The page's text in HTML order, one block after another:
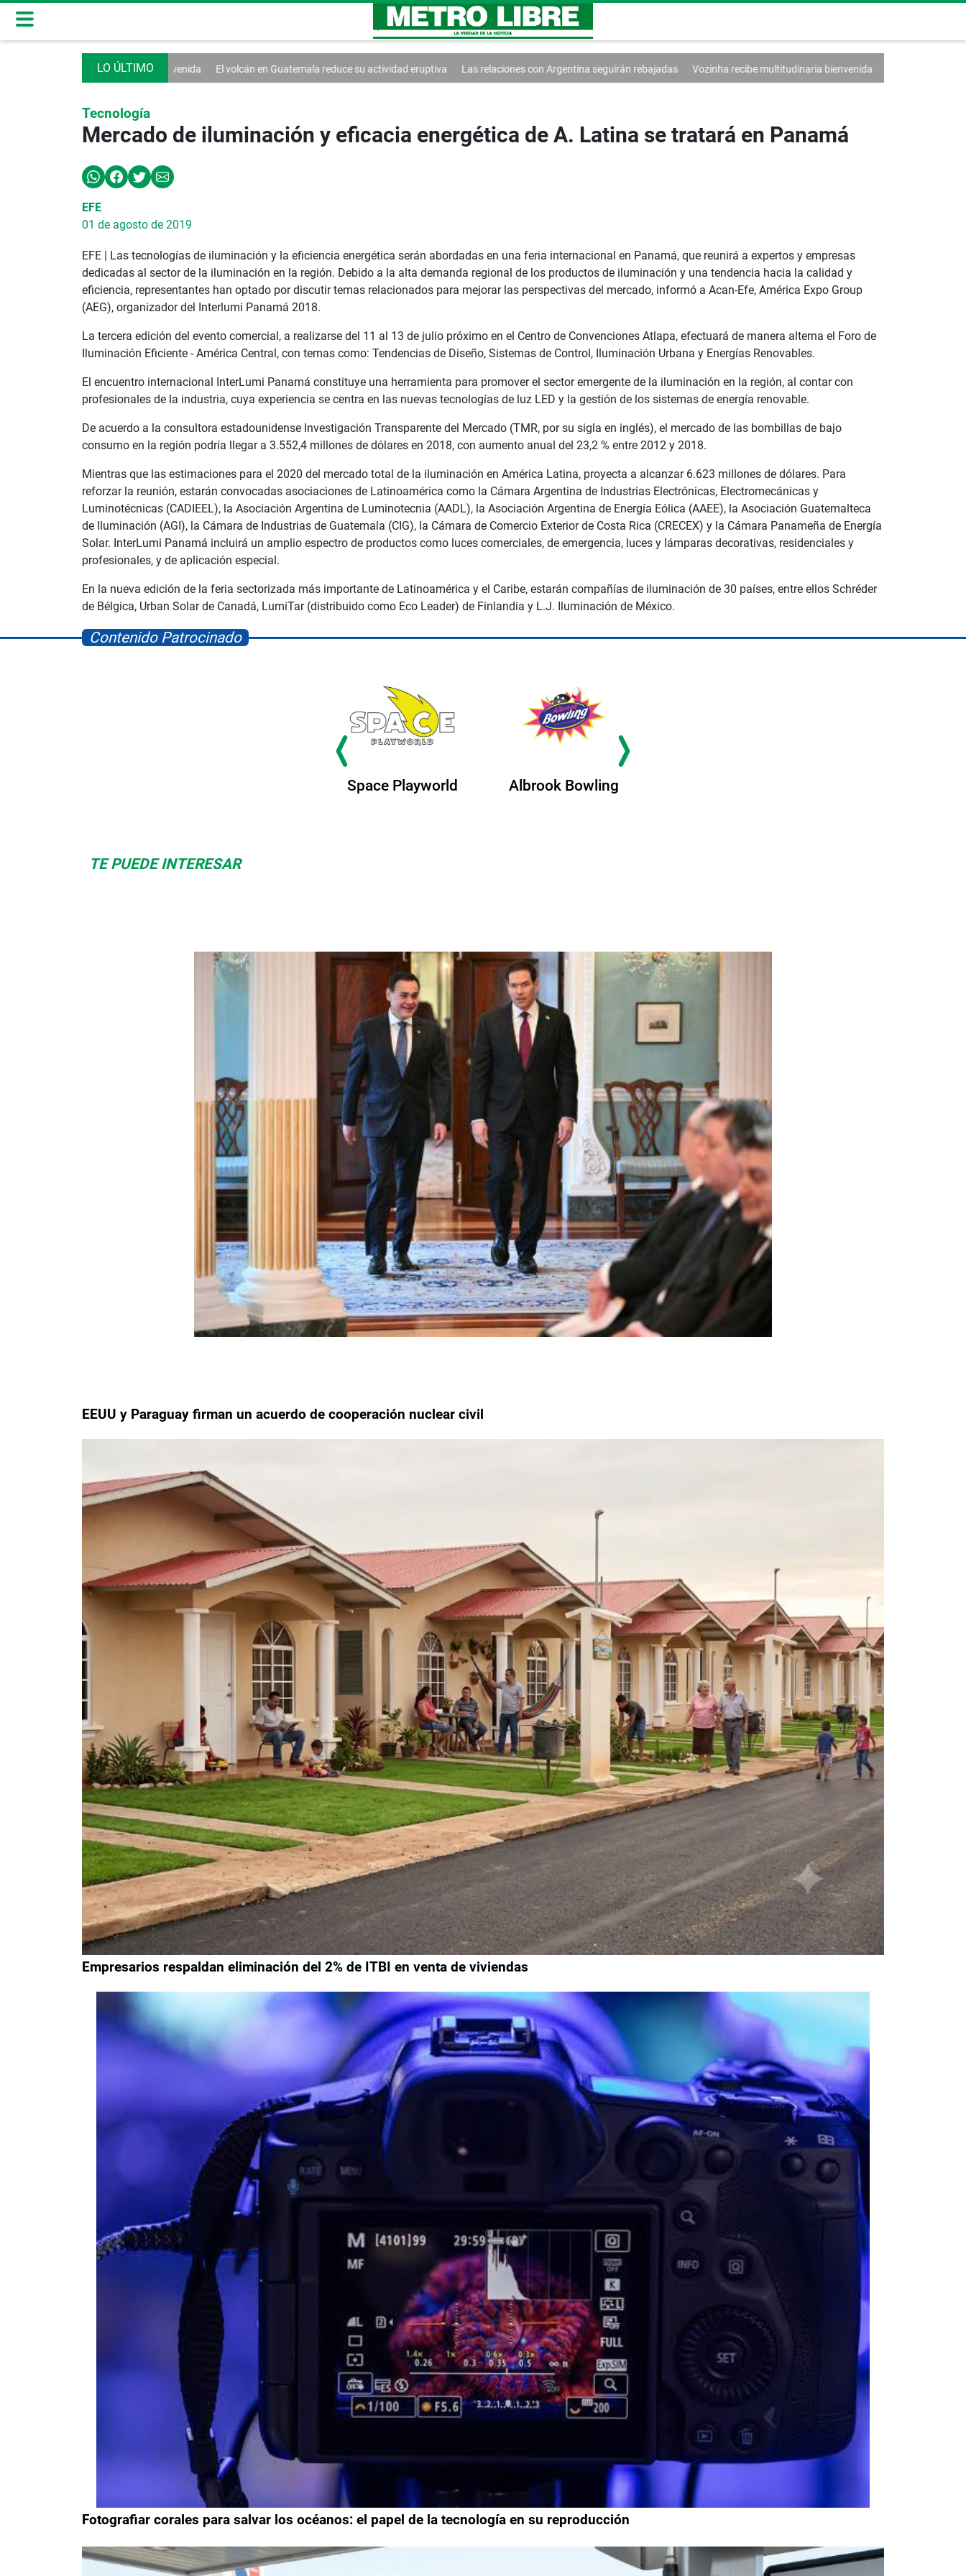
bienvenida El volcán en Guatemala reduce su actividad eruptiva Las relaciones con Argentina seguirán rebajadas Vozinha recibe multitudinaria bienvenida El volcán en Guatemala reduce su
Tecnología
Mercado de iluminación y eficacia energética de A. Latina se tratará en Panamá
EFE
01 de agosto de 2019
EFE | Las tecnologías de iluminación y la eficiencia energética serán abordadas en una feria internacional en Panamá, que reunirá a expertos y empresas
dedicadas al sector de la iluminación en la región. Debido a la alta demanda regional de los productos de iluminación y una tendencia hacia la calidad y
eficiencia, representantes han optado por discutir temas relacionados para mejorar las perspectivas del mercado, informó a Acan-Efe, América Expo Group
(AEG), organizador del Interlumi Panamá 2018.
La tercera edición del evento comercial, a realizarse del 11 al 13 de julio próximo en el Centro de Convenciones Atlapa, efectuará de manera alterna el Foro de
Iluminación Eficiente - América Central, con temas como: Tendencias de Diseño, Sistemas de Control, Iluminación Urbana y Energías Renovables.
El encuentro internacional InterLumi Panamá constituye una herramienta para promover el sector emergente de la iluminación en la región, al contar con
profesionales de la industria, cuya experiencia se centra en las nuevas tecnologías de luz LED y la gestión de los sistemas de energía renovable.
De acuerdo a la consultora estadounidense Investigación Transparente del Mercado (TMR, por su sigla en inglés), el mercado de las bombillas de bajo
consumo en la región podría llegar a 3.552,4 millones de dólares en 2018, con aumento anual del 23,2 % entre 2012 y 2018.
Mientras que las estimaciones para el 2020 del mercado total de la iluminación en América Latina, proyecta a alcanzar 6.623 millones de dólares. Para
reforzar la reunión, estarán convocadas asociaciones de Latinoamérica como la Cámara Argentina de Industrias Electrónicas, Electromecánicas y
Luminotécnicas (CADIEEL), la Asociación Argentina de Luminotecnia (AADL), la Asociación Argentina de Energía Eólica (AAEE), la Asociación Guatemalteca
de Iluminación (AGI), la Cámara de Industrias de Guatemala (CIG), la Cámara de Comercio Exterior de Costa Rica (CRECEX) y la Cámara Panameña de Energía
Solar. InterLumi Panamá incluirá un amplio espectro de productos como luces comerciales, de emergencia, luces y lámparas decorativas, residenciales y
profesionales, y de aplicación especial.
En la nueva edición de la feria sectorizada más importante de Latinoamérica y el Caribe, estarán compañías de iluminación de 30 países, entre ellos Schréder
de Bélgica, Urban Solar de Canadá, LumiTar (distribuido como Eco Leader) de Finlandia y L.J. Iluminación de México.
Contenido Patrocinado
Albrook Bowling Space Playworld
TE PUEDE INTERESAR
EEUU y Paraguay firman un acuerdo de cooperación nuclear civil
Empresarios respaldan eliminación del 2% de ITBI en venta de viviendas
Fotografiar corales para salvar los océanos: el papel de la tecnología en su reproducción